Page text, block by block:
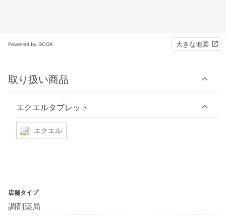
Powered by GOGA 大きな地図
取り扱い商品
エクエルタブレット
エクエル
店舗タイプ
調剤薬局